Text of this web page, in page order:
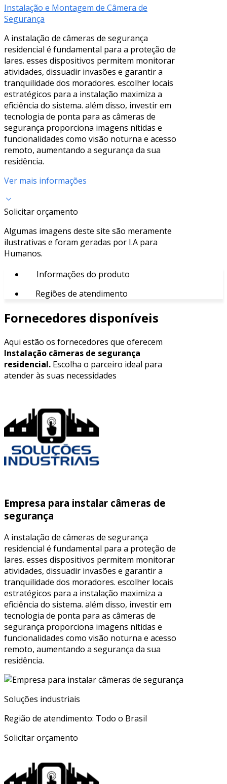
Instalação e Montagem de Câmera de
Segurança
A instalação de câmeras de segurança
residencial é fundamental para a proteção de
lares. esses dispositivos permitem monitorar
atividades, dissuadir invasões e garantir a
tranquilidade dos moradores. escolher locais
estratégicos para a instalação maximiza a
eficiência do sistema. além disso, investir em
tecnologia de ponta para as câmeras de
segurança proporciona imagens nítidas e
funcionalidades como visão noturna e acesso
remoto, aumentando a segurança da sua
residência.
Ver mais informações
Solicitar orçamento
Algumas imagens deste site são meramente
ilustrativas e foram geradas por I.A para
Humanos.
Informações do produto
Regiões de atendimento
Fornecedores disponíveis
Aqui estão os fornecedores que oferecem
Instalação câmeras de segurança
residencial. Escolha o parceiro ideal para
atender às suas necessidades
Empresa para instalar câmeras de
segurança
A instalação de câmeras de segurança
residencial é fundamental para a proteção de
lares. esses dispositivos permitem monitorar
atividades, dissuadir invasões e garantir a
tranquilidade dos moradores. escolher locais
estratégicos para a instalação maximiza a
eficiência do sistema. além disso, investir em
tecnologia de ponta para as câmeras de
segurança proporciona imagens nítidas e
funcionalidades como visão noturna e acesso
remoto, aumentando a segurança da sua
residência.
Soluções industriais
Região de atendimento: Todo o Brasil
Solicitar orçamento